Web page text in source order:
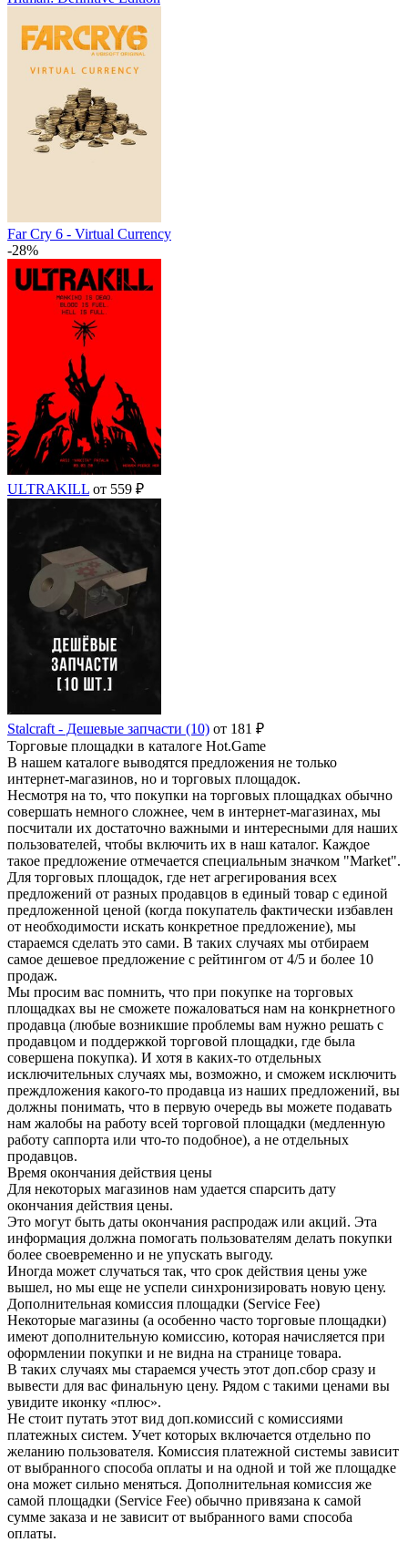
Far Cry 6 - Virtual Currency
-28%
ULTRAKILL от 559 ₽
Stalcraft - Дешевые запчасти (10) от 181 ₽
Торговые площадки в каталоге Hot.Game
В нашем каталоге выводятся предложения не только
интернет-магазинов, но и торговых площадок.
Несмотря на то, что покупки на торговых площадках обычно
совершать немного сложнее, чем в интернет-магазинах, мы
посчитали их достаточно важными и интересными для наших
пользователей, чтобы включить их в наш каталог. Каждое
такое предложение отмечается специальным значком "Market".
Для торговых площадок, где нет агрегирования всех
предложений от разных продавцов в единый товар с единой
предложенной ценой (когда покупатель фактически избавлен
от необходимости искать конкретное предложение), мы
стараемся сделать это сами. В таких случаях мы отбираем
самое дешевое предложение с рейтингом от 4/5 и более 10
продаж.
Мы просим вас помнить, что при покупке на торговых
площадках вы не сможете пожаловаться нам на конкрнетного
продавца (любые возникшие проблемы вам нужно решать с
продавцом и поддержкой торговой площадки, где была
совершена покупка). И хотя в каких-то отдельных
исключительных случаях мы, возможно, и сможем исключить
преждложения какого-то продавца из наших предложений, вы
должны понимать, что в первую очередь вы можете подавать
нам жалобы на работу всей торговой площадки (медленную
работу саппорта или что-то подобное), а не отдельных
продавцов.
Время окончания действия цены
Для некоторых магазинов нам удается спарсить дату
окончания действия цены.
Это могут быть даты окончания распродаж или акций. Эта
информация должна помогать пользователям делать покупки
более своевременно и не упускать выгоду.
Иногда может случаться так, что срок действия цены уже
вышел, но мы еще не успели синхронизировать новую цену.
Дополнительная комиссия площадки (Service Fee)
Некоторые магазины (а особенно часто торговые площадки)
имеют дополнительную комиссию, которая начисляется при
оформлении покупки и не видна на странице товара.
В таких случаях мы стараемся учесть этот доп.сбор сразу и
вывести для вас финальную цену. Рядом с такими ценами вы
увидите иконку «плюс».
Не стоит путать этот вид доп.комиссий с комиссиями
платежных систем. Учет которых включается отдельно по
желанию пользователя. Комиссия платежной системы зависит
от выбранного способа оплаты и на одной и той же площадке
она может сильно меняться. Дополнительная комиссия же
самой площадки (Service Fee) обычно привязана к самой
сумме заказа и не зависит от выбранного вами способа
оплаты.